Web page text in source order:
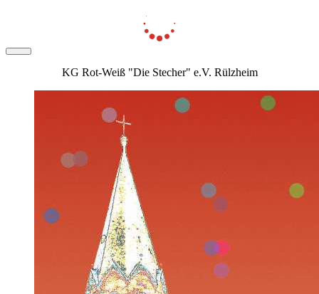
KG Rot-Weiß "Die Stecher" e.V. Rülzheim